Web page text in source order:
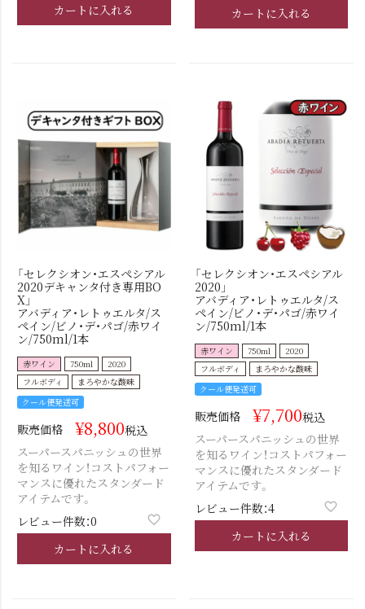
カートに入れる
カートに入れる
「セレクシオン・エスペシアル
2020デキャンタ付き専用BO
X」
アバディア・レトゥエルタ/ス
ペイン/ビノ・デ・パゴ/赤ワイ
ン/750ml/1本
赤ワイン 750ml
2020
フルボディ
まろやかな酸味
クール便発送可
販売価格 ¥8,800税込
スーパースパニッシュの世界
を知るワイン！コストパフォー
マンスに優れたスタンダード
アイテムです。
レビュー件数：0
カートに入れる
「セレクシオン・エスペシアル
2020」
アバディア・レトゥエルタ/ス
ペイン/ビノ・デ・パゴ/赤ワイ
ン/750ml/1本
赤ワイン 750ml
2020
フルボディ
まろやかな酸味
クール便発送可
販売価格 ¥7,700税込
スーパースパニッシュの世界
を知るワイン！コストパフォー
マンスに優れたスタンダード
アイテムです。
レビュー件数：4
カートに入れる